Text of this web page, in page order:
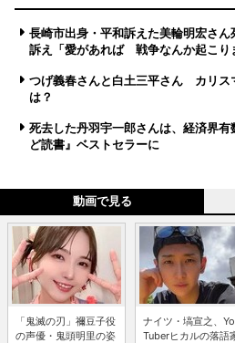
長崎市出身・平和訴えた美輪明宏さ
訴え「愛があれば 戦争なんか起こり
つげ義春さんと白土三平さん カリス
は？
死去した丹羽宇一郎さんは、経済界
ど読書』ベストセラーに
動画で見る
「鬼滅の刃」禰豆子役
の声優・鬼頭明里の姿
ナイツ・塙宣之、
Tuberヒカルの落語